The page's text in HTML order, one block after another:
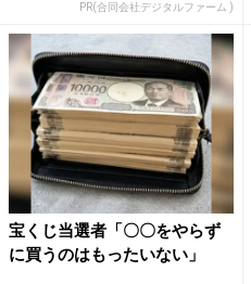
PR(合同会社デジタルファーム )
宝くじ当選者「〇〇をやらず
に買うのはもったいない」